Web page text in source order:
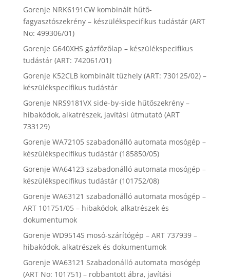
Gorenje NRK6191CW kombinált hűtő-
fagyasztószekrény – készülékspecifikus tudástár (ART
No: 499306/01)
Gorenje G640XHS gázfőzőlap – készülékspecifikus
tudástár (ART: 742061/01)
Gorenje K52CLB kombinált tűzhely (ART: 730125/02) –
készülékspecifikus tudástár
Gorenje NRS9181VX side-by-side hűtőszekrény –
hibakódok, alkatrészek, javítási útmutató (ART
733129)
Gorenje WA72105 szabadonálló automata mosógép –
készülékspecifikus tudástár (185850/05)
Gorenje WA64123 szabadonálló automata mosógép –
készülékspecifikus tudástár (101752/08)
Gorenje WA63121 szabadonálló automata mosógép –
ART 101751/05 – hibakódok, alkatrészek és
dokumentumok
Gorenje WD9514S mosó-szárítógép – ART 737939 –
hibakódok, alkatrészek és dokumentumok
Gorenje WA63121 Szabadonálló automata mosógép
(ART No: 101751) – robbantott ábra, javítási